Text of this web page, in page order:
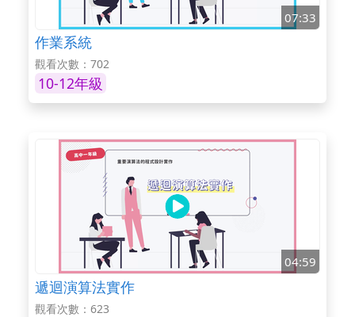
07:33
作業系統
觀看次數：702
10-12年級
04:59
遞迴演算法實作
觀看次數：623